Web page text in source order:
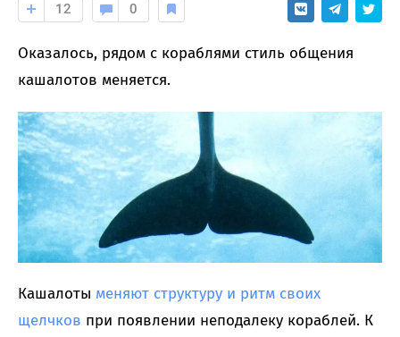
12 0
Оказалось, рядом с кораблями стиль общения
кашалотов меняется.
Кашалоты меняют структуру и ритм своих
щелчков при появлении неподалеку кораблей. К